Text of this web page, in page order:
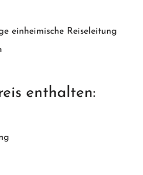
einheimische Reiseleitung
enthalten: